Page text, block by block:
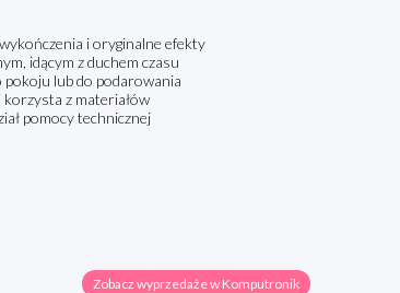
i oryginalne efekty
idącym z duchem czasu
pokoju lub do podarowania
z materiałów
pomocy technicznej
Zobacz wyprzedaże w Komputronik